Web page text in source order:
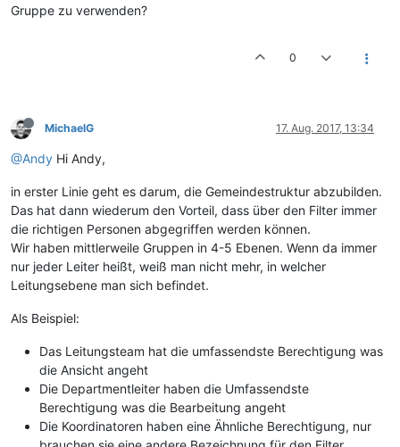
Gruppe zu verwenden?
0
MichaelG 17. Aug. 2017, 13:34
@Andy Hi Andy,
in erster Linie geht es darum, die Gemeindestruktur abzubilden.
Das hat dann wiederum den Vorteil, dass über den Filter immer
die richtigen Personen abgegriffen werden können.
Wir haben mittlerweile Gruppen in 4-5 Ebenen. Wenn da immer
nur jeder Leiter heißt, weiß man nicht mehr, in welcher
Leitungsebene man sich befindet.
Als Beispiel:
Das Leitungsteam hat die umfassendste Berechtigung was
die Ansicht angeht
Die Departmentleiter haben die Umfassendste
Berechtigung was die Bearbeitung angeht
Die Koordinatoren haben eine Ähnliche Berechtigung, nur